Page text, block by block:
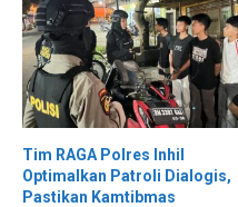
Tim RAGA Polres Inhil
Optimalkan Patroli Dialogis,
Pastikan Kamtibmas